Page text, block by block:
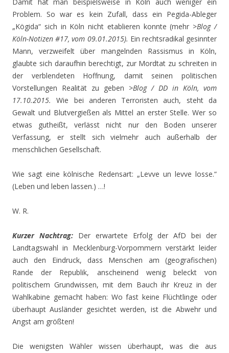
Problem. So war es kein Zufall, dass ein Pegida-Ableger
„Kögida“ sich in Köln nicht etablieren konnte (mehr >Blog /
Köln-Notizen #17, vom 09.01.2015). Ein rechtsradikal gesinnter
Mann, verzweifelt über mangelnden Rassismus in Köln,
glaubte sich daraufhin berechtigt, zur Mordtat zu schreiten in
der verblendeten Hoffnung, damit seinen politischen
Vorstellungen Realität zu geben >Blog / DD in Köln, vom
17.10.2015.Wie bei anderen Terroristen auch, steht da
Gewalt und Blutvergießen als Mittel an erster Stelle. Wer so
etwas gutheißt, verlässt nicht nur den Boden unserer
Verfassung, er stellt sich vielmehr auch außerhalb der
menschlichen Gesellschaft.
Wie sagt eine kölnische Redensart: „Levve un levve losse.“
(Leben und leben lassen.) …!
W. R.
Kurzer Nachtrag: Der erwartete Erfolg der AfD bei der
Landtagswahl in Mecklenburg-Vorpommern verstärkt leider
auch den Eindruck, dass Menschen am (geografischen)
Rande der Republik, anscheinend wenig beleckt von
politischem Grundwissen, mit dem Bauch ihr Kreuz in der
Wahlkabine gemacht haben: Wo fast keine Flüchtlinge oder
überhaupt Ausländer gesichtet werden, ist die Abwehr und
Angst am größten!
Die wenigsten Wähler wissen überhaupt, was die aus